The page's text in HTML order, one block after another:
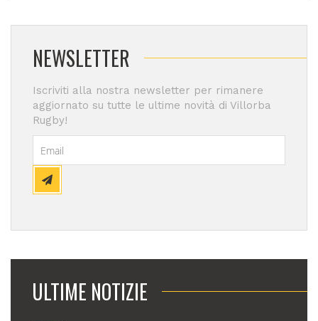
NEWSLETTER
Iscriviti alla nostra newsletter per rimanere
aggiornato su tutte le ultime novità di Villorba
Rugby!
ULTIME NOTIZIE